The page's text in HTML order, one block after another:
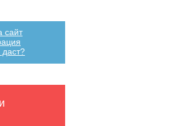
сайт
даст?